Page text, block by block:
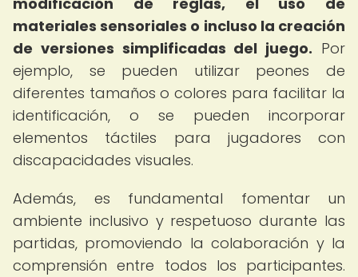
materiales sensoriales o incluso la creación
de versiones simplificadas del juego. Por
ejemplo, se pueden utilizar peones de
diferentes tamaños o colores para facilitar la
identificación, o se pueden incorporar
elementos táctiles para jugadores con
discapacidades visuales.
Además, es fundamental fomentar un
ambiente inclusivo y respetuoso durante las
partidas, promoviendo la colaboración y la
comprensión entre todos los participantes.